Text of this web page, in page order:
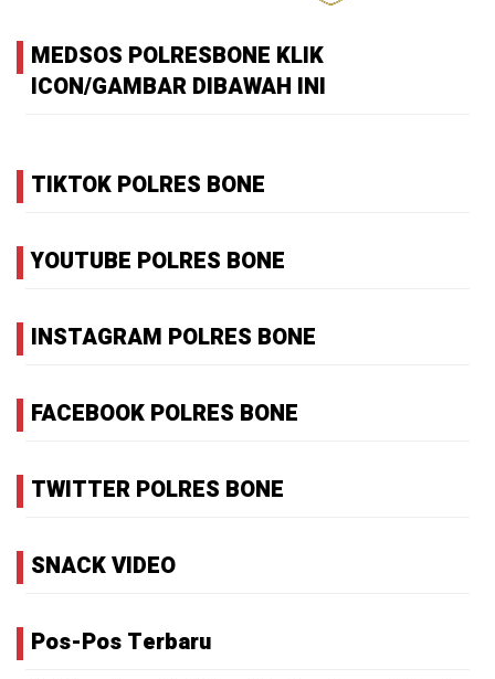
MEDSOS POLRESBONE KLIK
ICON/GAMBAR DIBAWAH INI
TIKTOK POLRES BONE
YOUTUBE POLRES BONE
INSTAGRAM POLRES BONE
FACEBOOK POLRES BONE
TWITTER POLRES BONE
SNACK VIDEO
Pos-Pos Terbaru